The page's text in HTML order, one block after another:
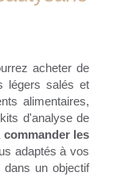
acheter de
légers salés et
alimentaires,
d'analyse de
commander les
adaptés à vos
dans un objectif